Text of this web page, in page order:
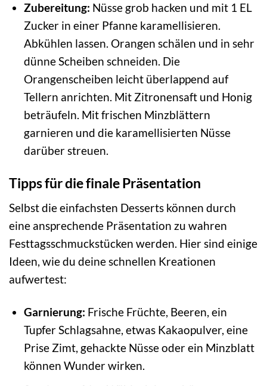
Zubereitung: Nüsse grob hacken und mit 1 EL
Zucker in einer Pfanne karamellisieren.
Abkühlen lassen. Orangen schälen und in sehr
dünne Scheiben schneiden. Die
Orangenscheiben leicht überlappend auf
Tellern anrichten. Mit Zitronensaft und Honig
beträufeln. Mit frischen Minzblättern
garnieren und die karamellisierten Nüsse
darüber streuen.
Tipps für die finale Präsentation
Selbst die einfachsten Desserts können durch
eine ansprechende Präsentation zu wahren
Festtagsschmuckstücken werden. Hier sind einige
Ideen, wie du deine schnellen Kreationen
aufwertest:
Garnierung: Frische Früchte, Beeren, ein
Tupfer Schlagsahne, etwas Kakaopulver, eine
Prise Zimt, gehackte Nüsse oder ein Minzblatt
können Wunder wirken.